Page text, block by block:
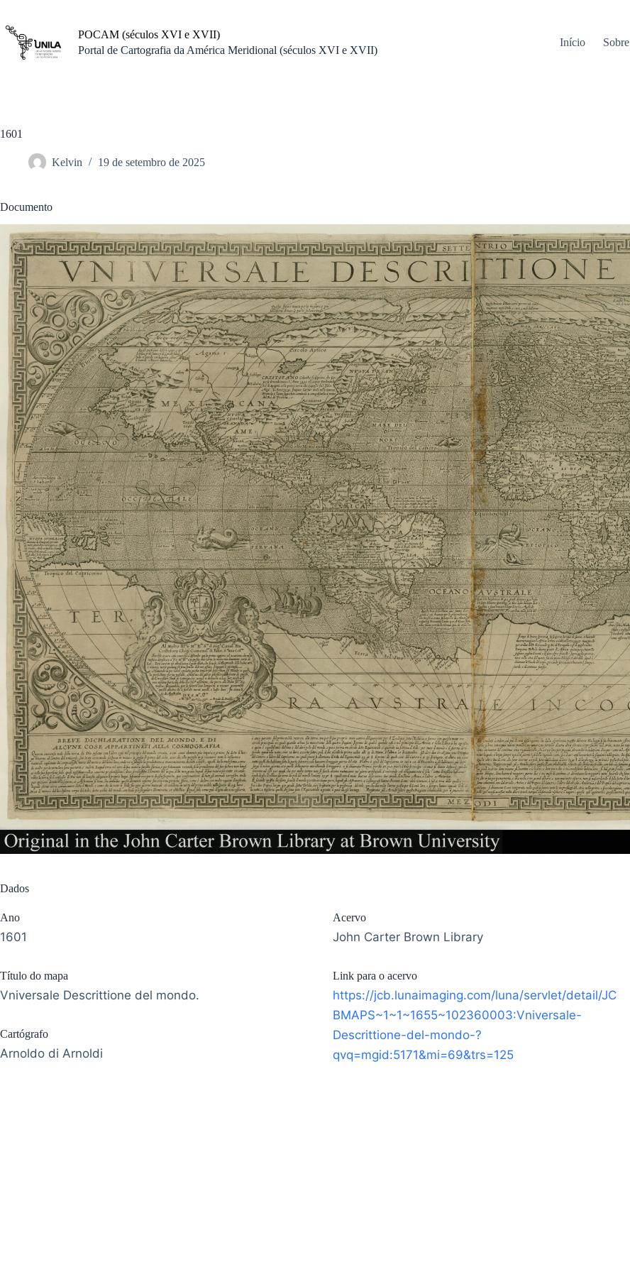
conteúdo
POCAM (séculos XVI e XVII)
Portal de Cartografia da América Meridional (séculos XVI e XVII)
Início Sobre
1601
Kelvin 19 de setembro de 2025
Documento
Dados
Ano
1601
Título do mapa
Vniversale Descrittione del mondo.
Cartógrafo
Arnoldo di Arnoldi
Acervo
John Carter Brown Library
Link para o acervo
https://jcb.lunaimaging.com/luna/servlet/detail/JC
BMAPS~1~1~1655~102360003:Vniversale-
Descrittione-del-mondo-?
qvq=mgid:5171&mi=69&trs=125